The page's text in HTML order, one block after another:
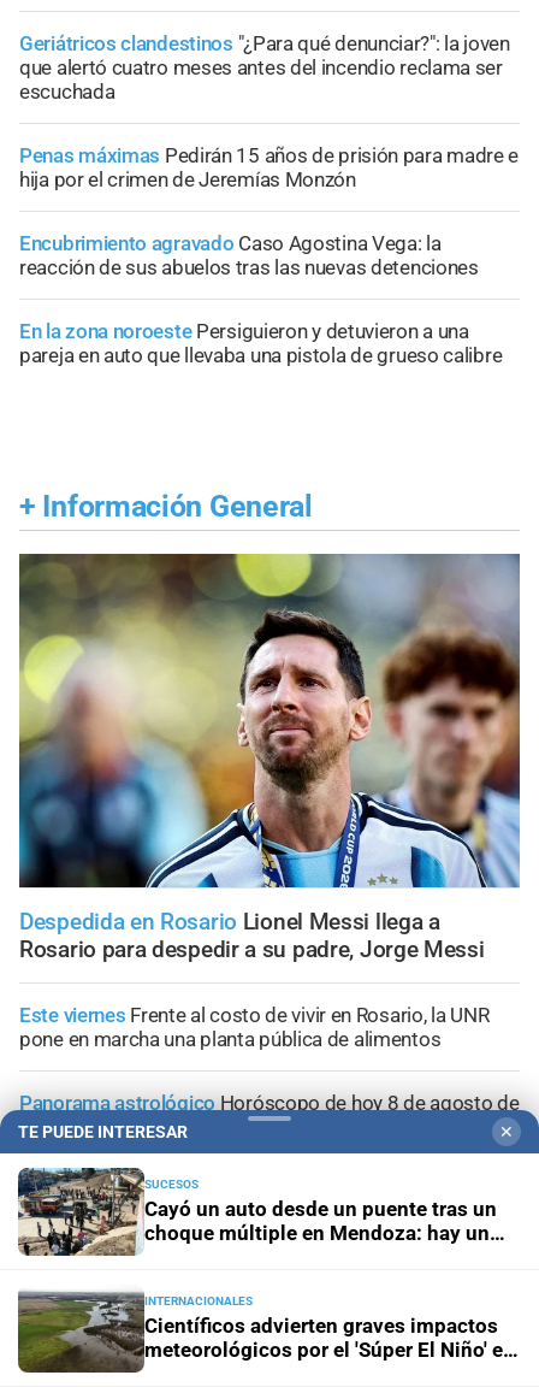
Geriátricos clandestinos "¿Para qué denunciar?": la joven
que alertó cuatro meses antes del incendio reclama ser
escuchada
Penas máximas Pedirán 15 años de prisión para madre e
hija por el crimen de Jeremías Monzón
Encubrimiento agravado Caso Agostina Vega: la
reacción de sus abuelos tras las nuevas detenciones
En la zona noroeste Persiguieron y detuvieron a una
pareja en auto que llevaba una pistola de grueso calibre
+ Información General
Despedida en Rosario Lionel Messi llega a
Rosario para despedir a su padre, Jorge Messi
Este viernes Frente al costo de vivir en Rosario, la UNR
pone en marcha una planta pública de alimentos
Panorama astrológicoHoróscopo de hoy 8 de agosto de
2026
Horóscopo del díaHoróscopo de hoy para Piscis: 08 de
agosto de 2026
de agosto de 2026
TE PUEDE INTERESAR ✕
SUCESOS
Cayó un auto desde un puente tras un
choque múltiple en Mendoza: hay un
INTERNACIONALES
Científicos advierten graves impactos
meteorológicos por el 'Súper El Niño' en